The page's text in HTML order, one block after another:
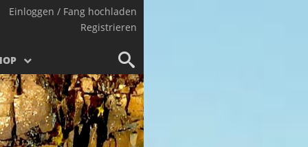
Einloggen / Fang hochladen
Registrieren